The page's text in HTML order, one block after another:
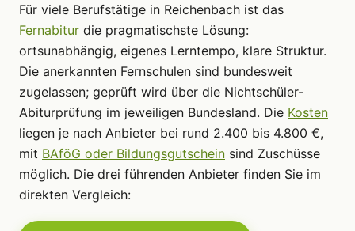
Für viele Berufstätige in Reichenbach ist das
Fernabitur die pragmatischste Lösung:
ortsunabhängig, eigenes Lerntempo, klare Struktur.
Die anerkannten Fernschulen sind bundesweit
zugelassen; geprüft wird über die Nichtschüler-
Abiturprüfung im jeweiligen Bundesland. Die Kosten
liegen je nach Anbieter bei rund 2.400 bis 4.800 €,
mit BAföG oder Bildungsgutschein sind Zuschüsse
möglich. Die drei führenden Anbieter finden Sie im
direkten Vergleich: